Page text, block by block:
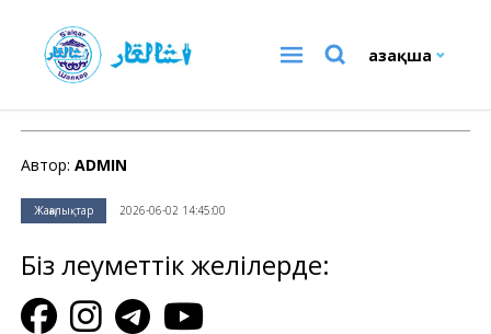
Қазақша
Автор: ADMIN
Жаңалықтар 2026-06-02 14:45:00
Біз әлеуметтік желілерде: